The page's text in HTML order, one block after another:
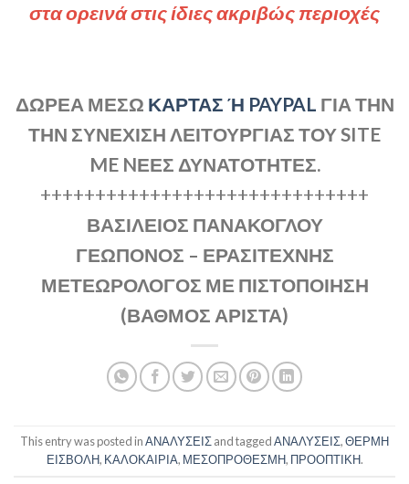
στα ορεινά στις ίδιες ακριβώς περιοχές
ΔΩΡΕΑ ΜΕΣΩ ΚΑΡΤΑΣ Ή PAYPAL ΓΙΑ ΤΗΝ
ΤΗΝ ΣΥΝΕΧΙΣΗ ΛΕΙΤΟΥΡΓΙΑΣ ΤΟΥ SITE
ME NΕΕΣ ΔΥΝΑΤΟΤΗΤΕΣ.
++++++++++++++++++++++++++++++
ΒΑΣΙΛΕΙΟΣ ΠΑΝΑΚΟΓΛΟΥ
ΓΕΩΠΟΝΟΣ – ΕΡΑΣΙΤΕΧΝΗΣ
ΜΕΤΕΩΡΟΛΟΓΟΣ ΜΕ ΠΙΣΤΟΠΟΙΗΣΗ
(ΒΑΘΜΟΣ ΑΡΙΣΤΑ)
This entry was posted inΑΝΑΛΥΣΕΙΣand taggedΑΝΑΛΥΣΕΙΣ,ΘΕΡΜΗ
ΕΙΣΒΟΛΗ, ΚΑΛΟΚΑΙΡΙΑ, ΜΕΣΟΠΡΟΘΕΣΜΗ, ΠΡΟΟΠΤΙΚΗ.